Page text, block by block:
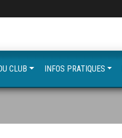
CLUB INFOS PRATIQUES